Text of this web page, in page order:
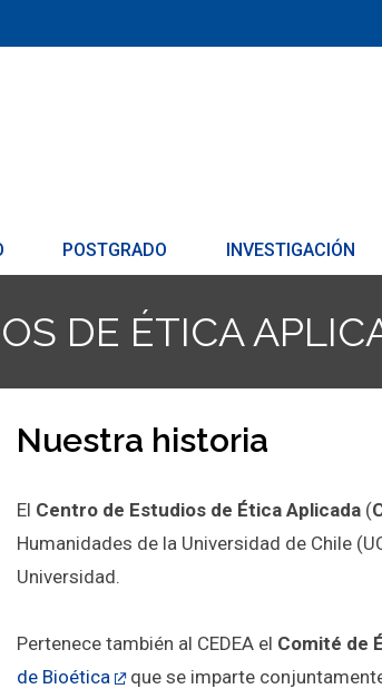
POSTGRADO INVESTIGACIÓN
DE ÉTICA
Nuestra historia
El Centro de Estudios de Ética Aplicada (
Humanidades de la Universidad de Chile
Universidad.
Pertenece también al CEDEA el Comité de
de Bioética
que se imparte